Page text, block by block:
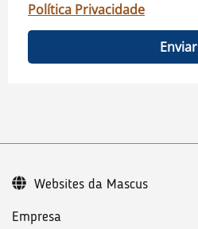
Política Privacidade
Enviar
Empresa
Websites da Mascus